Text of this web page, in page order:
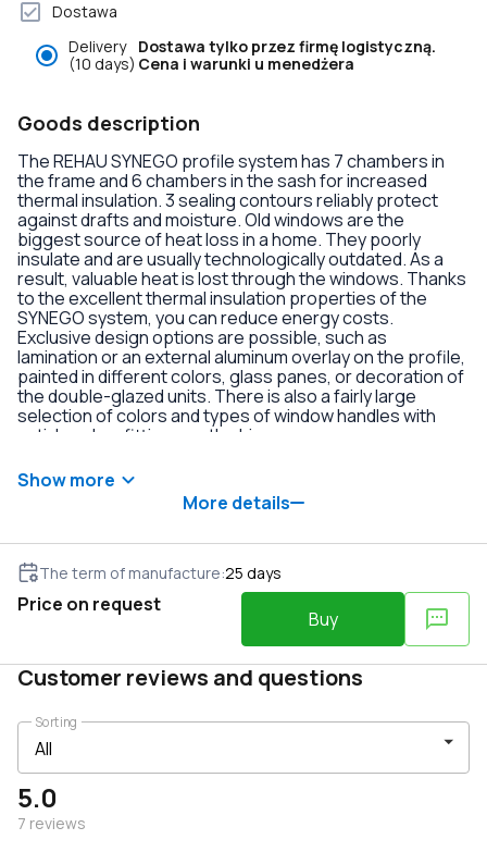
Dostawa
Delivery
(10 days)
Dostawa tylko przez firmę logistyczną.
Cena i warunki u menedżera
Goods description
The REHAU SYNEGO profile system has 7 chambers in
the frame and 6 chambers in the sash for increased
thermal insulation. 3 sealing contours reliably protect
against drafts and moisture. Old windows are the
biggest source of heat loss in a home. They poorly
insulate and are usually technologically outdated. As a
result, valuable heat is lost through the windows. Thanks
to the excellent thermal insulation properties of the
SYNEGO system, you can reduce energy costs.
Exclusive design options are possible, such as
lamination or an external aluminum overlay on the profile,
painted in different colors, glass panes, or decoration of
the double-glazed units. There is also a fairly large
selection of colors and types of window handles with
anti-burglary fittings on the hinges.
Show more
More details
The term of manufacture:25 days
Price on request
Buy
Customer reviews and questions
5.0
7 reviews
Sorting